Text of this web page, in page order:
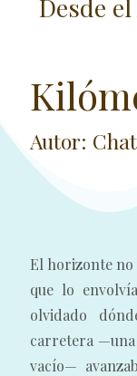
Desde
Autor:
El horizonte no
que lo
olvidado
carretera —una
vacío—